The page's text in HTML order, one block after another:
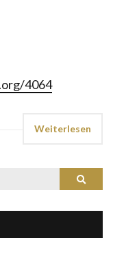
4064
Weiterlesen
Suchen